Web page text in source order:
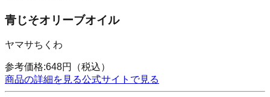
青じそオリーブオイル
ヤマサちくわ
参考価格:648円
（税込）
商品の詳細を見る公式サイトで見る